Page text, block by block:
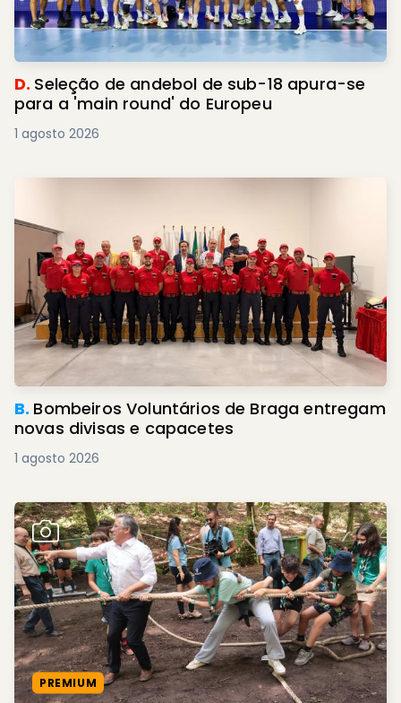
D. Seleção de andebol de sub-18 apura-se
para a 'main round' do Europeu
1 agosto 2026
B. Bombeiros Voluntários de Braga entregam
novas divisas e capacetes
1 agosto 2026
PREMIUM